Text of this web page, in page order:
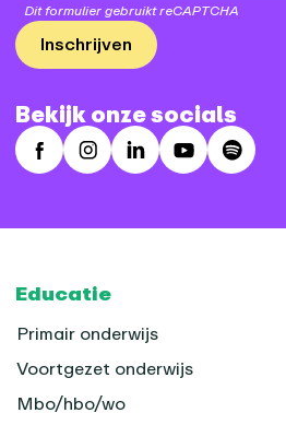
Dit formulier gebruikt reCAPTCHA
Inschrijven
Bekijk onze socials
FacebookInstagram
LinkedInYoutubeSpotify
Footer
Educatie
Primair onderwijs
Voortgezet onderwijs
Mbo/hbo/wo